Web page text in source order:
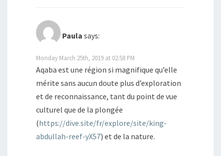
Paula says:
Monday March 25th, 2019 at 02:58 PM
Aqaba est une région si magnifique qu’elle
mérite sans aucun doute plus d’exploration
et de reconnaissance, tant du point de vue
culturel que de la plongée
(https://dive.site/fr/explore/site/king-
abdullah-reef-yX57) et de la nature.